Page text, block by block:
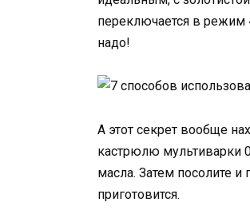
переключается в режим
надо!
А этот секрет вообще
кастрюлю мультиварки
масла. Затем посолите
приготовится.